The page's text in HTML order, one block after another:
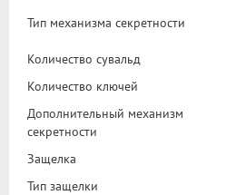
Тип механизма секретности
Количество сувальд
Количество ключей
Дополнительный механизм
секретности
Защелка
Тип защелки